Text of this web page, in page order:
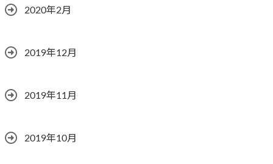
2020年2月
2019年12月
2019年11月
2019年10月